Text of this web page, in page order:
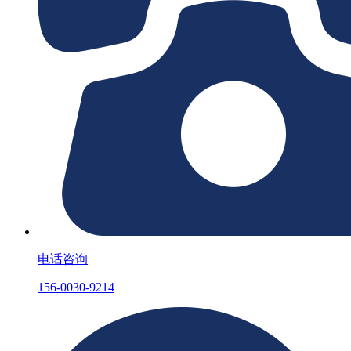
电话咨询
156-0030-9214